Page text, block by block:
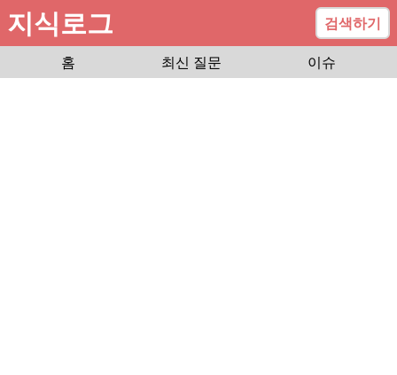
지식로그
검색하기
홈
최신 질문 이슈